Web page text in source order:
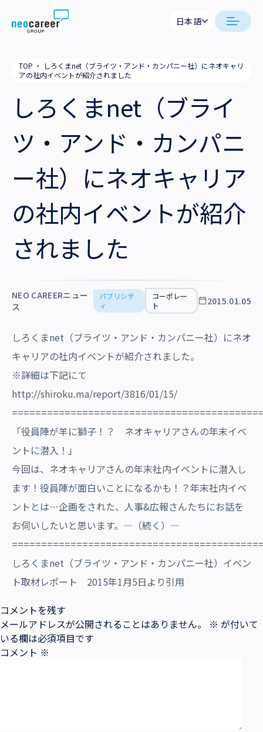
Skip to content
私たちの考え方
就労支援
業務支援
役員一覧
拠点一覧
グループ会社
サステナビリティ
採用情報
日本語
TOP ▪ しろくまnet（ブライツ・アンド・カンパニー社）にネオキャリ
アの社内イベントが紹介されました
しろくまnet（ブライ
ツ・アンド・カンパニ
ー社）にネオキャリア
の社内イベントが紹介
されました
NEO CAREERニュー
ス
パブリシテ
ィ
コーポレー
ト
2015.01.05
しろくまnet（ブライツ・アンド・カンパニー社）にネオ
キャリアの社内イベントが紹介されました。
※詳細は下記にて
http://shiroku.ma/report/3816/01/15/
「役員陣が羊に獅子！？ ネオキャリアさんの年末イベ
ントに潜入！」
今回は、ネオキャリアさんの年末社内イベントに潜入し
ます！役員陣が面白いことになるかも！？年末社内イベ
ントとは…企画をされた、人事&広報さんたちにお話を
お伺いしたいと思います。―（続く）―
しろくまnet（ブライツ・アンド・カンパニー社）イベン
ト取材レポート 2015年1月5日より引用
コメントを残す
メールアドレスが公開されることはありません。
※ が付いて
いる欄は必須項目です
コメント ※